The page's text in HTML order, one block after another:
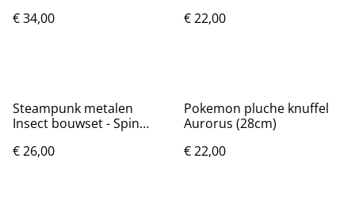
€ 34,00
€ 22,00
Steampunk metalen
Insect bouwset - Spin
€ 26,00
Pokemon pluche knuffel
Aurorus (28cm)
€ 22,00